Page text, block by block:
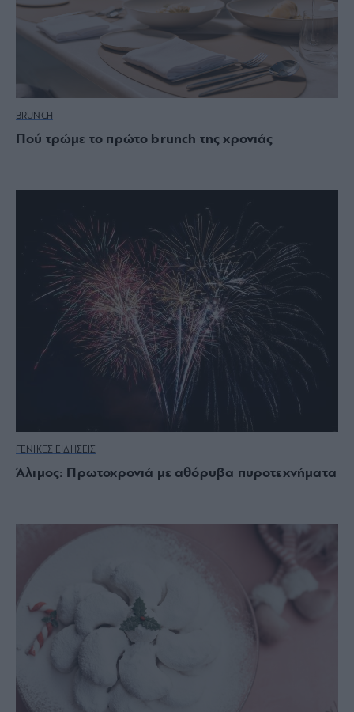
BRUNCH
Πού τρώμε το πρώτο brunch της χρονιάς
ΓΕΝΙΚΕΣ ΕΙΔΗΣΕΙΣ
Άλιμος: Πρωτοχρονιά με αθόρυβα πυροτεχνήματα